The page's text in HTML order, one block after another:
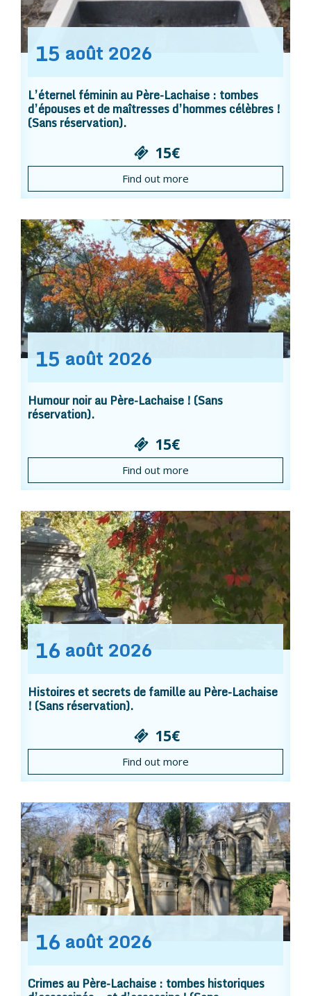
15 août 2026
L’éternel féminin au Père-Lachaise : tombes
d’épouses et de maîtresses d’hommes célèbres !
(Sans réservation).
15€
Find out more
15 août 2026
Humour noir au Père-Lachaise ! (Sans
réservation).
15€
Find out more
16 août 2026
Histoires et secrets de famille au Père-Lachaise
! (Sans réservation).
15€
Find out more
16 août 2026
Crimes au Père-Lachaise : tombes historiques